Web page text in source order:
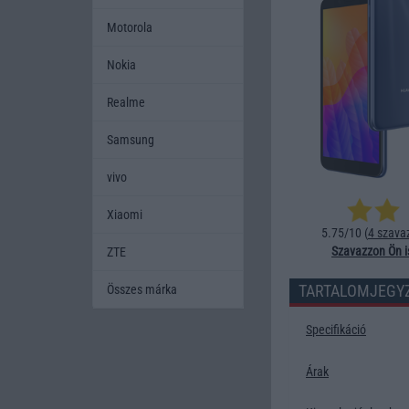
5.75/10 (4
Szavazzon Ön
Specifikáció
Árak
Motorola
Nokia
Realme
Samsung
vivo
Xiaomi
ZTE
Összes márka